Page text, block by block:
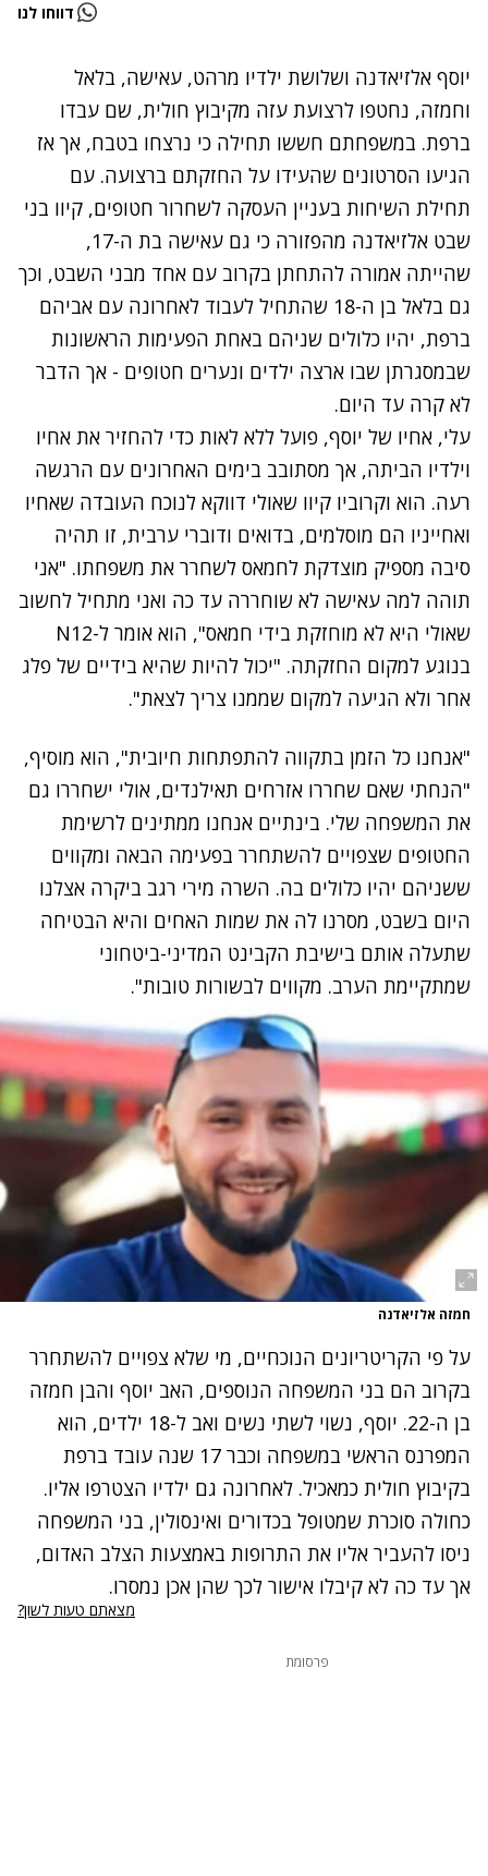
דווחו לנו
יוסף אלזיאדנה ושלושת ילדיו מרהט, עאישה, בלאל
וחמזה, נחטפו לרצועת עזה מקיבוץ חולית, שם עבדו
ברפת. במשפחתם חששו תחילה כי נרצחו בטבח, אך אז
הגיעו הסרטונים שהעידו על החזקתם ברצועה. עם
תחילת השיחות בעניין העסקה לשחרור חטופים, קיוו בני
שבט אלזיאדנה מהפזורה כי גם עאישה בת ה-17,
שהייתה אמורה להתחתן בקרוב עם אחד מבני השבט, וכך
גם בלאל בן ה-18 שהתחיל לעבוד לאחרונה עם אביהם
ברפת, יהיו כלולים שניהם באחת הפעימות הראשונות
שבמסגרתן שבו ארצה ילדים ונערים חטופים - אך הדבר
לא קרה עד היום.
עלי, אחיו של יוסף, פועל ללא לאות כדי להחזיר את אחיו
וילדיו הביתה, אך מסתובב בימים האחרונים עם הרגשה
רעה. הוא וקרוביו קיוו שאולי דווקא לנוכח העובדה שאחיו
ואחייניו הם מוסלמים, בדואים ודוברי ערבית, זו תהיה
סיבה מספיק מוצדקת לחמאס לשחרר את משפחתו. "אני
תוהה למה עאישה לא שוחררה עד כה ואני מתחיל לחשוב
שאולי היא לא מוחזקת בידי חמאס", הוא אומר ל-N12
בנוגע למקום החזקתה. "יכול להיות שהיא בידיים של פלג
אחר ולא הגיעה למקום שממנו צריך לצאת".
"אנחנו כל הזמן בתקווה להתפתחות חיובית", הוא מוסיף,
"הנחתי שאם שחררו אזרחים תאילנדים, אולי ישחררו גם
את המשפחה שלי. בינתיים אנחנו ממתינים לרשימת
החטופים שצפויים להשתחרר בפעימה הבאה ומקווים
ששניהם יהיו כלולים בה. השרה מירי רגב ביקרה אצלנו
היום בשבט, מסרנו לה את שמות האחים והיא הבטיחה
שתעלה אותם בישיבת הקבינט המדיני-ביטחוני
שמתקיימת הערב. מקווים לבשורות טובות".
חמזה אלזיאדנה
על פי הקריטריונים הנוכחיים, מי שלא צפויים להשתחרר
בקרוב הם בני המשפחה הנוספים, האב יוסף והבן חמזה
בן ה-22. יוסף, נשוי לשתי נשים ואב ל-18 ילדים, הוא
המפרנס הראשי במשפחה וכבר 17 שנה עובד ברפת
בקיבוץ חולית כמאכיל. לאחרונה גם ילדיו הצטרפו אליו.
כחולה סוכרת שמטופל בכדורים ואינסולין, בני המשפחה
ניסו להעביר אליו את התרופות באמצעות הצלב האדום,
אך עד כה לא קיבלו אישור לכך שהן אכן נמסרו.
מצאתם טעות לשון?
פרסומת